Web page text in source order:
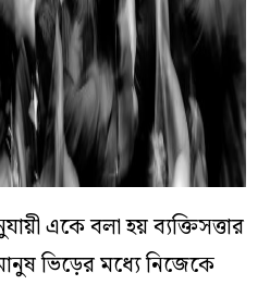
একে বলা হয় ব্যক্তিসত্তার
ভিড়ের মধ্যে নিজেকে